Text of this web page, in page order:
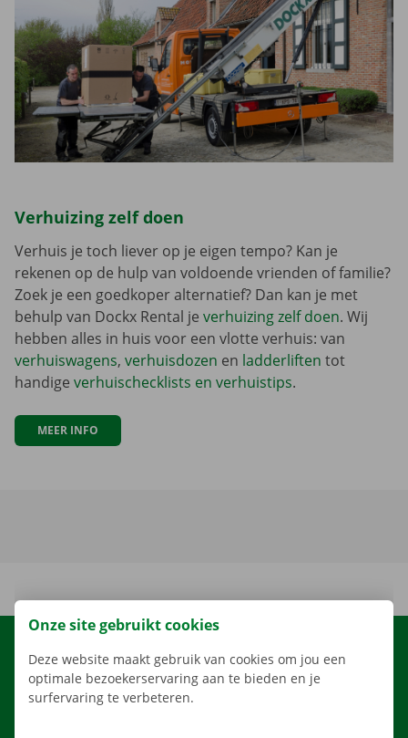
Verhuizing zelf doen
Verhuis je toch liever op je eigen tempo? Kan je
rekenen op de hulp van voldoende vrienden of familie?
Zoek je een goedkoper alternatief? Dan kan je met
behulp van Dockx Rental je verhuizing zelf doen. Wij
hebben alles in huis voor een vlotte verhuis: van
verhuiswagens, verhuisdozen en ladderliften tot
handige verhuischecklists en verhuistips.
MEER INFO
HUREN
ONS AANBOD
ONZE DIENSTEN
Onze site gebruikt cookies
Deze website maakt gebruik van cookies om jou een
optimale bezoekerservaring aan te bieden en je
surfervaring te verbeteren.